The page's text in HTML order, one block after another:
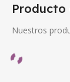
Nuestros